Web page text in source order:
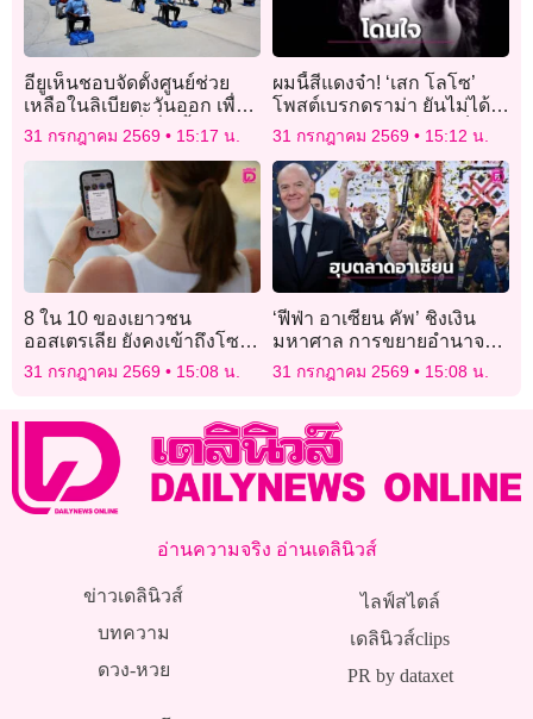
อียูเห็นชอบจัดตั้งศูนย์ช่วย
เหลือในลิเบียตะวันออก เพื่อ
รับมือผู้อพยพที่เพิ่มขึ้น
31 กรกฎาคม 2569 15:17 น.
ผมนี้สีแดงจ๋า! ‘เสก โลโซ’
โพสต์เบรกดราม่า ยันไม่ได้
ไล่พรรคไหน แค่อยากเห็น
ปรับ ครม.
31 กรกฎาคม 2569 15:12 น.
8 ใน 10 ของเยาวชน
ออสเตรเลีย ยังคงเข้าถึงโซ
เชียลมีเดีย แม้มีกฎหมายห้าม
31 กรกฎาคม 2569 15:08 น.
‘ฟีฟ่า อาเซียน คัพ’ ชิงเงิน
มหาศาล การขยายอำนาจฮุบ
ตลาดจากเจ้าพ่อลูกหนังโลก
31 กรกฎาคม 2569 15:08 น.
อ่านความจริง อ่านเดลินิวส์
ข่าวเดลินิวส์
บทความ
ดวง-หวย
ไลฟ์สไตล์
เดลินิวส์clips
PR by dataxet